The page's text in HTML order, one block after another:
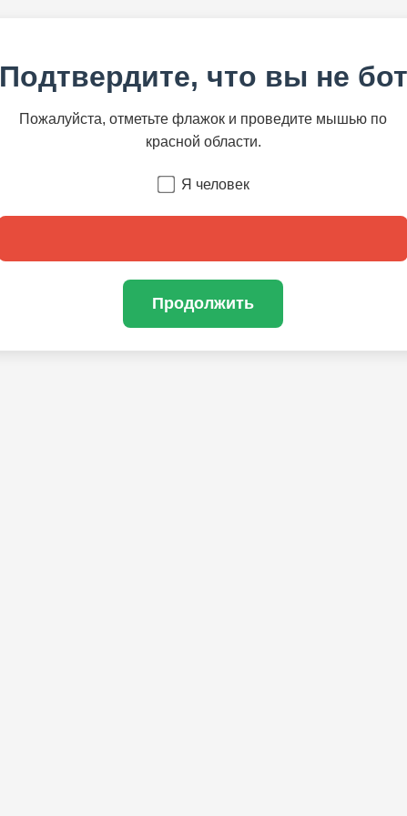
Подтвердите, что вы не бот
Пожалуйста, отметьте флажок и проведите мышью по
красной области.
Я человек
Продолжить